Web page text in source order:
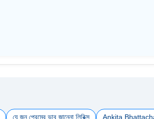
যে জন প্রেমের ভাব জানেনা লিরিক্স Ankita